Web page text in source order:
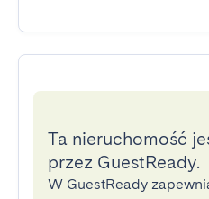
Ta nieruchomość
przez GuestReady.
W GuestReady